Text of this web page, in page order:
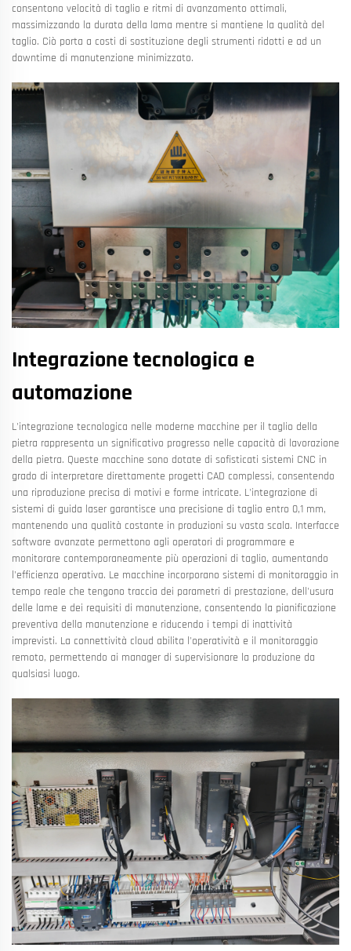
consentono velocità di taglio e ritmi di avanzamento ottimali,
massimizzando la durata della lama mentre si mantiene la qualità del
taglio. Ciò porta a costi di sostituzione degli strumenti ridotti e ad un
downtime di manutenzione minimizzato.
Integrazione tecnologica e
automazione
L'integrazione tecnologica nelle moderne macchine per il taglio della
pietra rappresenta un significativo progresso nelle capacità di lavorazione
della pietra. Queste macchine sono dotate di sofisticati sistemi CNC in
grado di interpretare direttamente progetti CAD complessi, consentendo
una riproduzione precisa di motivi e forme intricate. L'integrazione di
sistemi di guida laser garantisce una precisione di taglio entro 0,1 mm,
mantenendo una qualità costante in produzioni su vasta scala. Interfacce
software avanzate permettono agli operatori di programmare e
monitorare contemporaneamente più operazioni di taglio, aumentando
l'efficienza operativa. Le macchine incorporano sistemi di monitoraggio in
tempo reale che tengono traccia dei parametri di prestazione, dell'usura
delle lame e dei requisiti di manutenzione, consentendo la pianificazione
preventiva della manutenzione e riducendo i tempi di inattività
imprevisti. La connettività cloud abilita l'operatività e il monitoraggio
remoto, permettendo ai manager di supervisionare la produzione da
qualsiasi luogo.